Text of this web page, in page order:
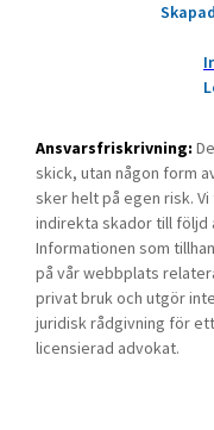
Ansvarsfriskrivning:
skick, utan någon form
sker helt på egen risk.
indirekta skador till följd
Informationen som
på vår webbplats
privat bruk och utgör
juridisk rådgivning för
licensierad advokat.